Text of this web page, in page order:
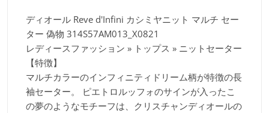
ディオール Reve d'Infini カシミヤニット マルチ セー
ター 偽物 314S57AM013_X0821
レディースファッション » トップス » ニットセーター
【特徴】
マルチカラーのインフィニティドリーム柄が特徴の長
袖セーター。 ピエトロルッフォのサインが入ったこ
の夢のようなモチーフは、クリスチャンディオールの